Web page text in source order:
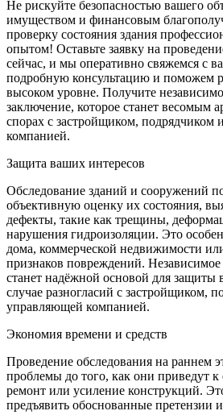
Не рискуйте безопасностью вашего
имуществом и финансовым
проверку состояния здания
опытом! Оставьте заявку на
сейчас, и мы оперативно свяжемся с
подробную консультацию и поможем
высоком уровне. Получите
заключение, которое станет весомым
спорах с застройщиком, подрядчиком
компанией.
Защита ваших интересов
Обследование зданий и сооружений
объективную оценку их состояния,
дефекты, такие как трещины,
нарушения гидроизоляции. Это
дома, коммерческой недвижимости
признаков повреждений. Независимое
станет надёжной основой для защиты
случае разногласий с застройщиком,
управляющей компанией.
Экономия времени и средств
Проведение обследования на раннем
проблемы до того, как они приведут к
ремонт или усиление конструкций.
предъявить обоснованные претензии